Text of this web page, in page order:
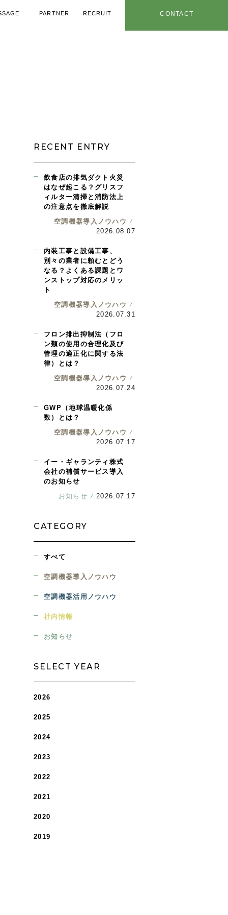
PARTNER
RECRUIT
CONTACT
RECENT ENTRY
飲食店の排気ダクト火災
はなぜ起こる？グリスフ
ィルター清掃と消防法上
の注意点を徹底解説
空調機器導入ノウハウ
2026.08.07
内装工事と設備工事、
別々の業者に頼むとどう
なる？よくある課題とワ
ンストップ対応のメリッ
ト
空調機器導入ノウハウ
2026.07.31
フロン排出抑制法（フロ
ン類の使用の合理化及び
管理の適正化に関する法
律）とは？
空調機器導入ノウハウ
2026.07.24
GWP（地球温暖化係
数）とは？
空調機器導入ノウハウ
2026.07.17
イー・ギャランティ株式
会社の補償サービス導入
のお知らせ
お知らせ
2026.07.17
CATEGORY
すべて
空調機器導入ノウハウ
空調機器活用ノウハウ
社内情報
お知らせ
SELECT YEAR
2026
2025
2024
2023
2022
2021
2020
2019